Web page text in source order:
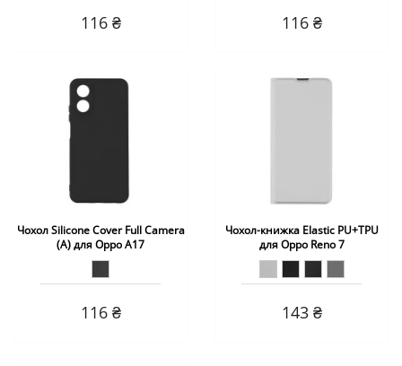
116 ₴ 116 ₴
Чохол Silicone Cover Full Camera
(A) для Oppo A17
116 ₴
Чохол-книжка Elastic PU+TPU
для Oppo Reno 7
143 ₴